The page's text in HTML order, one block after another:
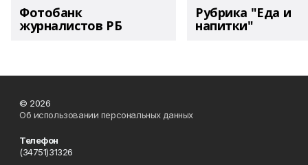
Фотобанк
журналистов РБ
Рубрика "Еда и
напитки"
© 2026
Об использовании персональных данных
Телефон
(34751)31326